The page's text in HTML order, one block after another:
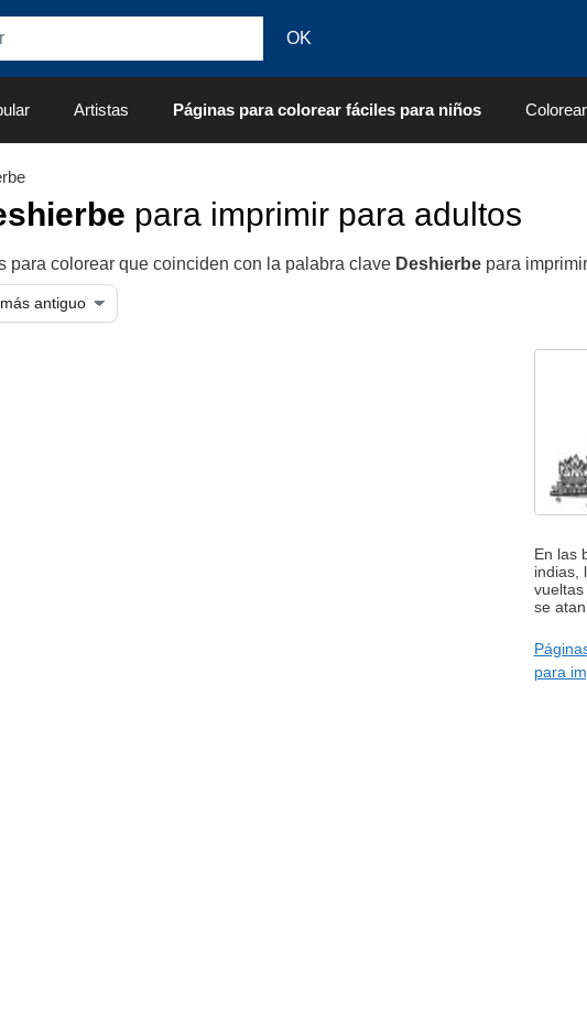
Artistas Páginas para colorear fáciles para niños
para imprimir para adultos
para colorear que coinciden con la palabra clave Deshierbepara
En las
indias,
se
para